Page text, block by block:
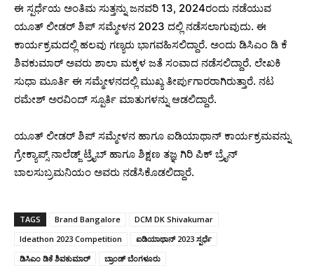
ಈ ಸ್ಪರ್ಧೆಯ ಅಂತಿಮ ಸುತ್ತನ್ನು ಜನವರಿ 13, 2024ರಂದು ನಡೆಯುವ
ಯೂತ್ ಲೀಡರ್ ಶಿಪ್ ಸಮ್ಮೇಳನ 2023 ದಲ್ಲಿ ನಡೆಸಲಾಗುವುದು. ಈ
ಕಾರ್ಯಕ್ರಮದಲ್ಲಿ ಹಲವು ಗಣ್ಯರು ಭಾಗವಹಿಸಲಿದ್ದಾರೆ. ಅಂದು ಡಿಸಿಎಂ ಡಿ ಕೆ
ಶಿವಕುಮಾರ್ ಅವರು ಶಾಲಾ ಮಕ್ಕಳ ಜತೆ ಸಂವಾದ ನಡೆಸಲಿದ್ದಾರೆ. ಲೇಖಕಿ
ಸುಧಾ ಮೂರ್ತಿ ಈ ಸಮ್ಮೇಳನದಲ್ಲಿ ಮುಖ್ಯ ತೀರ್ಪುಗಾರರಾಗಿರುತ್ತಾರೆ. ನಟ
ರಮೇಶ್ ಅರವಿಂದ್ ಸ್ಪೂರ್ತಿ ಮಾತುಗಳನ್ನು ಆಡಲಿದ್ದಾರೆ.
ಯೂತ್ ಲೀಡರ್ ಶಿಪ್ ಸಮ್ಮೇಳನ ಹಾಗೂ ಐಡಿಯಾಥಾನ್ ಕಾರ್ಯಕ್ರಮವನ್ನು
ಗ್ರೇಕ್ಯಾಪ್ಸ್ ನಾಲೆಡ್ಜ್ ಟ್ರೈಬ್ ಹಾಗೂ ಶಿಕ್ಷಣ ತಜ್ಞ ಗಿರಿ ಪಿಕ್ ಬ್ರೈನ್
ಬಾಲಸುಬ್ರಮನಿಯಂ ಅವರು ನಡೆಸಿಕೊಡಲಿದ್ದಾರೆ.
TAGS Brand Bangalore
DCM DK Shivakumar
Ideathon 2023 Competition
ಐಡಿಯಾಥಾನ್ 2023 ಸ್ಪರ್ಧೆ
ಡಿಸಿಎಂ ಡಿಕೆ ಶಿವಕುಮಾರ್‌
ಬ್ರಾಂಡ್ ಬೆಂಗಳೂರು